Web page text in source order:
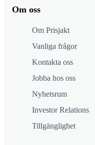
Om oss
Om Prisjakt
Vanliga frågor
Kontakta oss
Jobba hos oss
Nyhetsrum
Investor Relations
Tillgänglighet